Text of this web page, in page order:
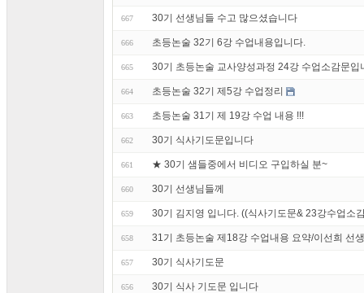
667 30기 선생님들 수고 많으셨습니다
666 초등논술 32기 6강 수업내용입니다.
665 30기 초등논술 교사양성과정 24강 수업소감문입
664 초등논술 32기 제5강 수업정리
663 초등논술 31기 제 19강 수업 내용 !!!
662 30기 식사기도문입니다
661 ★ 30기 샘들중에서 비디오 구입하실 분~
660 30기 선생님들께
659 30기 김지영 입니다. ((식사기도문& 23강수업소
658 31기 초등논술 제18강 수업내용 요약/이선희 선
657 30기 식사기도문
656 30기 식사 기도문 입니다